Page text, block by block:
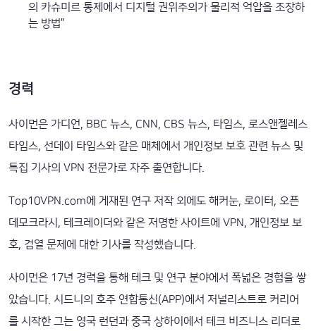
의 카슈미르 통제에서 디지털 권위주의가 물리적 억압을 조장하
는 방법”
경력
사이먼은 가디언, BBC 뉴스, CNN, CBS 뉴스, 타임스, 로스앤젤레스
타임스, 선데이 타임스와 같은 매체에서 개인정보 보호 관련 뉴스 및
특집 기사의 VPN 전문가로 자주 출연합니다.
Top10VPN.com에 게재된 연구 저작 외에도 해커눈, 로이터, 오픈
데모크라시, 테크레이더와 같은 저명한 사이트에 VPN, 개인정보 보
호, 검열 문제에 대한 기사를 작성했습니다.
사이먼은 17년 경력을 통해 테크 및 연구 분야에서 폭넓은 경험을 쌓
았습니다. 시드니의 호주 연합통신(APP)에서 저널리스트로 커리어
를 시작한 그는 영국 런던과 중국 상하이에서 테크 비즈니스 리더로